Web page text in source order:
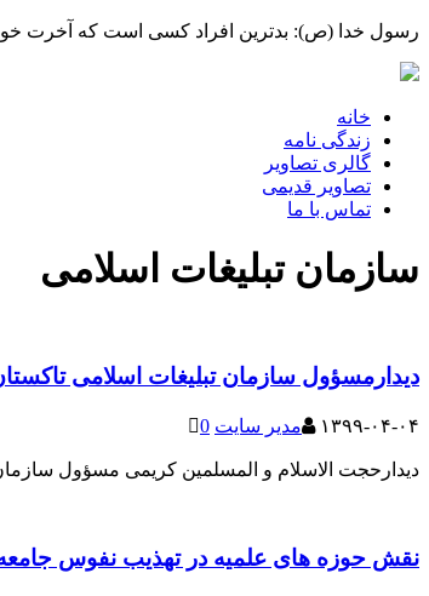
رسول خدا (ص): بدترین افراد کسی است که آخرت خود
خانه
زندگی نامه
گالری تصاویر
تصاویر قدیمی
تماس با ما
سازمان تبلیغات اسلامی
دیدارمسؤول سازمان تبلیغات اسلامی
۱۳۹۹-۰۴-۰۴ مدیر سایت 0
دیدارحجت الاسلام و المسلمین کریمی مسؤول
نقش حوزه های علمیه در تهذیب نفوس جامعه